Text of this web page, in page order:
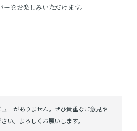
をお楽しみいただけます。